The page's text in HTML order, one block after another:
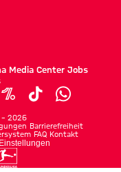
Media Center Jobs
– 2026
Barrierefreiheit
FAQ Kontakt